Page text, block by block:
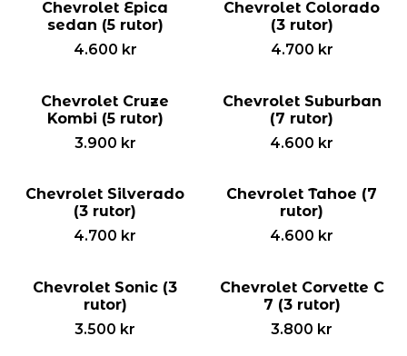
Chevrolet Epica
sedan (5 rutor)
4.600 kr
Chevrolet Colorado
(3 rutor)
4.700 kr
Chevrolet Cruze
Kombi (5 rutor)
3.900 kr
Chevrolet Suburban
(7 rutor)
4.600 kr
Chevrolet Silverado
(3 rutor)
4.700 kr
Chevrolet Tahoe (7
rutor)
4.600 kr
Chevrolet Sonic (3
rutor)
3.500 kr
Chevrolet Corvette C
7 (3 rutor)
3.800 kr